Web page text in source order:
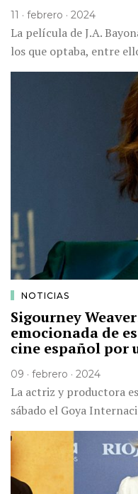
11 · febrero · 2024
La película de J.A.
los que optaba, entre
NOTICIAS
Sigourney
emocionada de
cine español por
09 · febrero · 2024
La actriz y productora
sábado el Goya